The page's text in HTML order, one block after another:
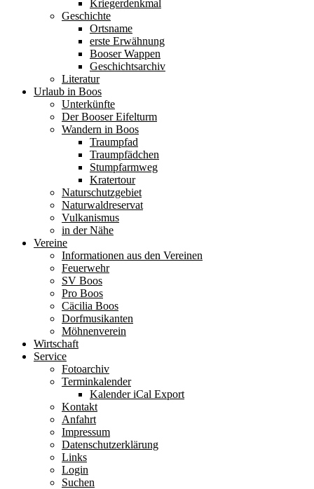
Kriegerdenkmal
Geschichte
Ortsname
erste Erwähnung
Booser Wappen
Geschichtsarchiv
Literatur
Urlaub in Boos
Unterkünfte
Der Booser Eifelturm
Wandern in Boos
Traumpfad
Traumpfädchen
Stumpfarmweg
Kratertour
Naturschutzgebiet
Naturwaldreservat
Vulkanismus
in der Nähe
Vereine
Informationen aus den Vereinen
Feuerwehr
SV Boos
Pro Boos
Cäcilia Boos
Dorfmusikanten
Möhnenverein
Wirtschaft
Service
Fotoarchiv
Terminkalender
Kalender iCal Export
Kontakt
Anfahrt
Impressum
Datenschutzerklärung
Links
Login
Suchen